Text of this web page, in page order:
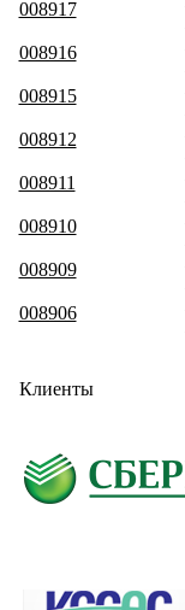
008917
008916
008915
008912
008911
008910
008909
008906
Клиенты